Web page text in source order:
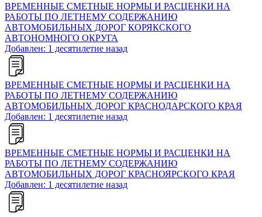
ВРЕМЕННЫЕ СМЕТНЫЕ НОРМЫ И РАСЦЕНКИ НА
РАБОТЫ ПО ЛЕТНЕМУ СОДЕРЖАНИЮ
АВТОМОБИЛЬНЫХ ДОРОГ КОРЯКСКОГО
АВТОНОМНОГО ОКРУГА
Добавлен: 1 десятилетие назад
ВРЕМЕННЫЕ СМЕТНЫЕ НОРМЫ И РАСЦЕНКИ НА
РАБОТЫ ПО ЛЕТНЕМУ СОДЕРЖАНИЮ
АВТОМОБИЛЬНЫХ ДОРОГ КРАСНОДАРСКОГО КРАЯ
Добавлен: 1 десятилетие назад
ВРЕМЕННЫЕ СМЕТНЫЕ НОРМЫ И РАСЦЕНКИ НА
РАБОТЫ ПО ЛЕТНЕМУ СОДЕРЖАНИЮ
АВТОМОБИЛЬНЫХ ДОРОГ КРАСНОЯРСКОГО КРАЯ
Добавлен: 1 десятилетие назад